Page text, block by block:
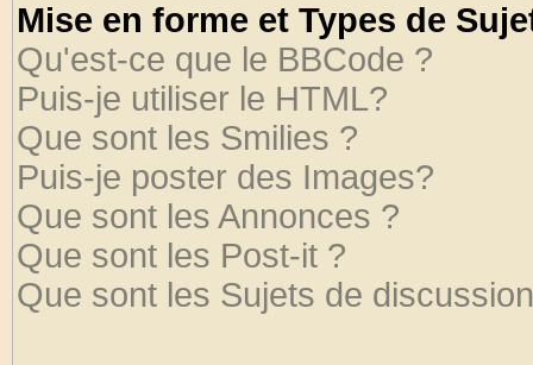
Mise en forme et Types de
Qu'est-ce que le BBCode ?
Puis-je utiliser le HTML?
Que sont les Smilies ?
Puis-je poster des Images?
Que sont les Annonces ?
Que sont les Post-it ?
Que sont les Sujets de